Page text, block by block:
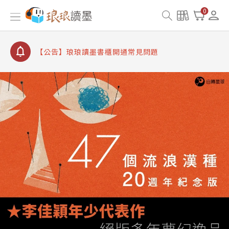
0
【公告】8/10、8/13 行動網路降速演練提醒
【公告】琅琅讀墨數位閱讀資產合併與書櫃開通申請
【公告】琅琅讀墨書櫃開通常見問題
請圖文教學
【公告】琅琅書店服務升級重要說明及資產合併結果
查詢
【公告】8/10、8/13 行動網路降速演練提醒